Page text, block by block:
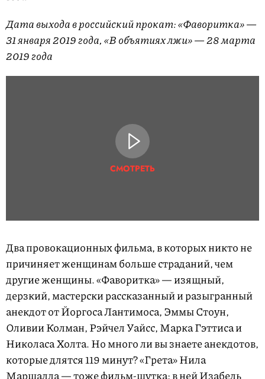
Дата выхода в российский прокат: «Фаворитка» —
31 января 2019 года, «В объятиях лжи» — 28 марта
2019 года
СМОТРЕТЬ
Два провокационных фильма, в которых никто не
причиняет женщинам больше страданий, чем
другие женщины. «Фаворитка» — изящный,
дерзкий, мастерски рассказанный и разыгранный
анекдот от Йоргоса Лантимоса, Эммы Стоун,
Оливии Колман, Рэйчел Уайсс, Марка Гэттиса и
Николаса Холта. Но много ли вы знаете анекдотов,
которые длятся 119 минут? «Грета» Нила
Маршалла — тоже фильм-шутка: в ней Изабель